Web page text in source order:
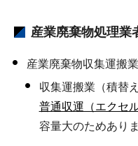
産業廃棄物処理業
産業廃棄物収集運搬業
収集運搬業（積替
普通収運（エクセ
容量大のためありま